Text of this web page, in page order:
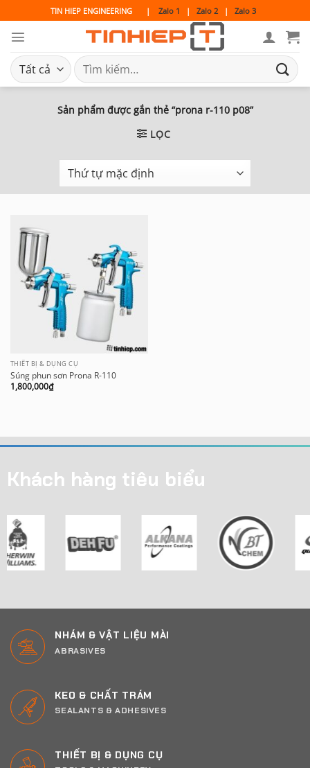
qua
nội
dung
TIN HIEP ENGINEERING | Zalo 1 | Zalo 2| Zalo 3
Tìm
kiếm:
Sản phẩm được gắn thẻ “prona r-110 p08”
LỌC
THIẾT BỊ & DỤNG CỤ
Súng phun sơn Prona R-110
1,800,000₫
Khách hàng tiêu biểu
NHÁM & VẬT LIỆU MÀI
ABRASIVES
KEO & CHẤT TRÁM
SEALANTS & ADHESIVES
THIẾT BỊ & DỤNG CỤ